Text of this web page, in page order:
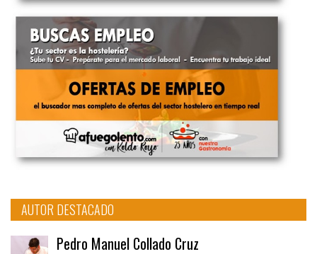
AUTOR DESTACADO
Pedro Manuel Collado Cruz